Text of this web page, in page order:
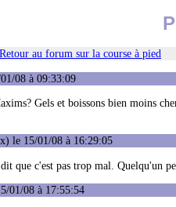
Retour au forum sur la course à pied
08 à 09:33:09
Gels et boissons bien moins
le 15/01/08 à 16:29:05
que c'est pas trop mal. Quelqu'un
01/08 à 17:55:54